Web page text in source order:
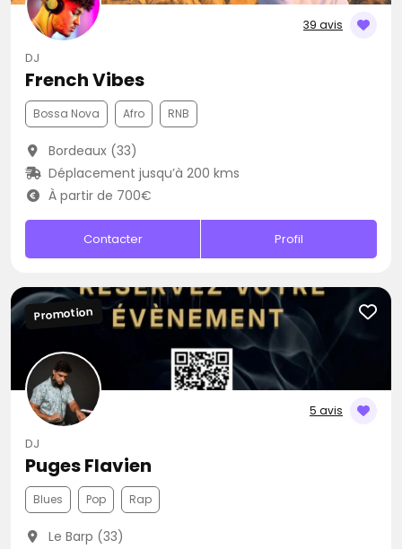
39 avis
DJ
French Vibes
Bossa Nova Afro RNB
Bordeaux (33)
Déplacement jusqu’à 200 kms
À partir de 700€
Contacter Profil
5 avis
Promotion
DJ
Puges Flavien
Blues Pop Rap
Le Barp (33)